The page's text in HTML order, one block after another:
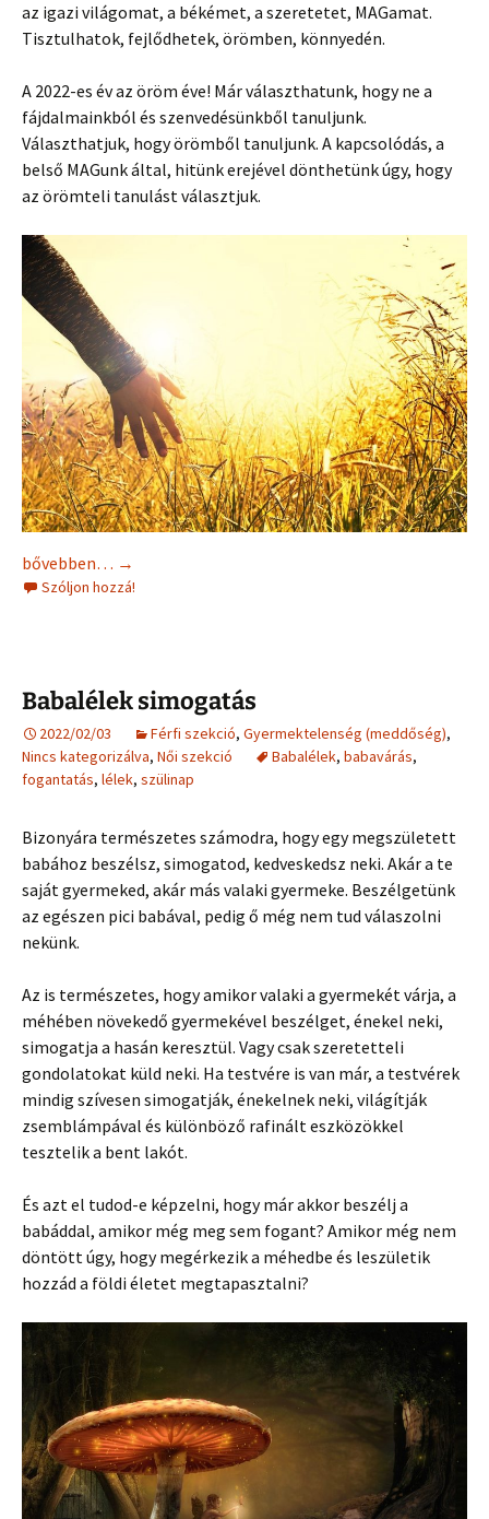
az igazi világomat, a békémet, a szeretetet, MAGamat.
Tisztulhatok, fejlődhetek, örömben, könnyedén.
A 2022-es év az öröm éve! Már választhatunk, hogy ne a
fájdalmainkból és szenvedésünkből tanuljunk.
Választhatjuk, hogy örömből tanuljunk. A kapcsolódás, a
belső MAGunk által, hitünk erejével dönthetünk úgy, hogy
az örömteli tanulást választjuk.
Öröm csalogatás
bővebben… →
Szóljon hozzá!
Babalélek simogatás
2022/02/03 Férfi szekció, Gyermektelenség (meddőség),
Nincs kategorizálva, Női szekció Babalélek, babavárás,
fogantatás, lélek, szülinap
Bizonyára természetes számodra, hogy egy megszületett
babához beszélsz, simogatod, kedveskedsz neki. Akár a te
saját gyermeked, akár más valaki gyermeke. Beszélgetünk
az egészen pici babával, pedig ő még nem tud válaszolni
nekünk.
Az is természetes, hogy amikor valaki a gyermekét várja, a
méhében növekedő gyermekével beszélget, énekel neki,
simogatja a hasán keresztül. Vagy csak szeretetteli
gondolatokat küld neki. Ha testvére is van már, a testvérek
mindig szívesen simogatják, énekelnek neki, világítják
zsemblámpával és különböző rafinált eszközökkel
tesztelik a bent lakót.
És azt el tudod-e képzelni, hogy már akkor beszélj a
babáddal, amikor még meg sem fogant? Amikor még nem
döntött úgy, hogy megérkezik a méhedbe és leszületik
hozzád a földi életet megtapasztalni?